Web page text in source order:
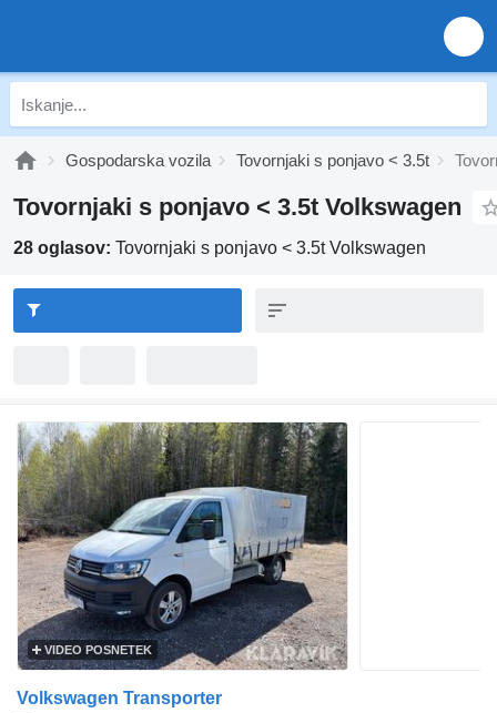
Gospodarska vozila Tovornjaki s ponjavo < 3.5t
Tovornjaki s ponjavo < 3.5t Volkswagen
28 oglasov: Tovornjaki s ponjavo < 3.5t Volkswagen
VIDEO POSNETEK
Volkswagen Transporter